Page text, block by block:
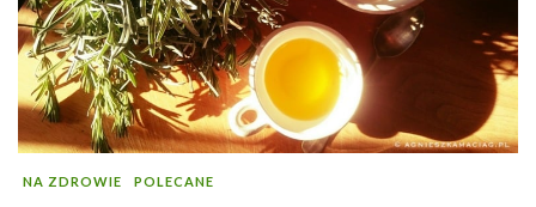
NA ZDROWIE POLECANE